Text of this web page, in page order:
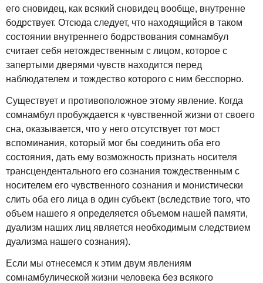
его сновидец, как всякий сновидец вообще, внутренне
бодрствует. Отсюда следует, что находящийся в таком
состоянии внутреннего бодрствования сомнамбул
считает себя нетождественным с лицом, которое с
запертыми дверями чувств находится перед
наблюдателем и тождество которого с ним бесспорно.
Существует и противоположное этому явление. Когда
сомнамбул пробуждается к чувственной жизни от своего
сна, оказывается, что у него отсутствует тот мост
вспоминания, который мог бы соединить оба его
состояния, дать ему возможность признать носителя
трансцендентального его сознания тождественным с
носителем его чувственного сознания и монистически
слить оба его лица в один субъект (вследствие того, что
объем нашего я определяется объемом нашей памяти,
дуализм наших лиц является необходимым следствием
дуализма нашего сознания).
Если мы отнесемся к этим двум явлениям
сомнамбулической жизни человека без всякого